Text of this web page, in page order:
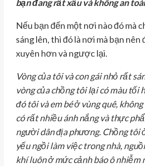
bạn đang rất xấu và không an
Nếu bạn đến một nơi nào đó mà
sáng lên, thì đó là nơi mà bạn
xuyên hơn và ngược lại.
Vòng của tôi và con gái nhỏ rất
vòng của chồng tôi lại có màu tối
đó tôi và em bé ở vùng quê,
có rất nhiều ánh nắng và thực
người dân địa phương. Chồng tôi
yếu ngồi làm việc trong nhà,
khí luôn ở mức cảnh báo ô nhiễm